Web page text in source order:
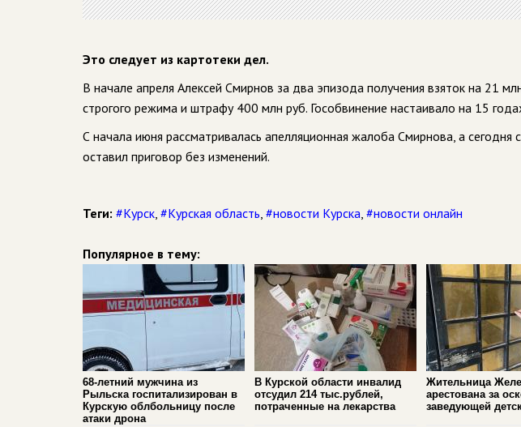
Это следует из картотеки дел.
В начале апреля Алексей Смирнов за два эпизода получения взяток на 21
строгого режима и штрафу 400 млн руб. Гособвинение настаивало на 15
С начала июня рассматривалась апелляционная жалоба Смирнова, а сегодня
оставил приговор без изменений.
Теги: #Курск, #Курская область, #новости Курска, #новости онлайн
Популярное в тему:
68-летний мужчина из
Рыльска госпитализирован в
Курскую облбольницу после
атаки дрона
В Курской области инвалид
отсудил 214 тыс.рублей,
потраченные на лекарства
Жительница
арестована за
заведующей